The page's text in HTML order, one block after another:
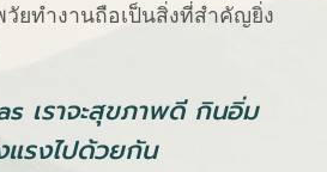
วัยทำงานถือเป็นสิ่งที่สำคัญยิ่ง
เราจะสุขภาพดี กินอิ่ม
รงไปด้วยกัน